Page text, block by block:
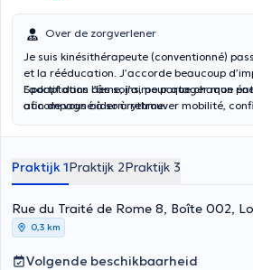
Over de zorgverlener
Je suis kinésithérapeute (conventionné)
et la rééducation. J’accorde beaucoup
l’adaptation des soins, pour que chaque
accompagné à son rythme.
Sportif dans l’âme, j’aime partager mon
afin de vous aider à retrouver mobilité,
Praktijk 1Praktijk 2Praktijk 3
Rue du Traité de Rome 8, Boîte 002,
0,3 km
Volgende beschikbaarheid